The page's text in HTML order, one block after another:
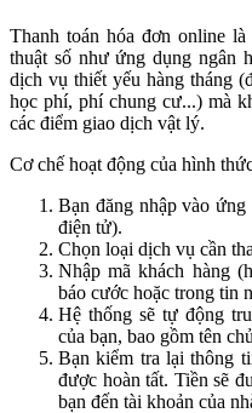
Thanh toán hóa đơn online
thuật số như ứng dụng ngân
dịch vụ thiết yếu hàng tháng
học phí, phí chung cư...) mà
các điểm giao dịch vật lý.
Cơ chế hoạt động của hình
Bạn đăng nhập vào
điện tử).
Chọn loại dịch vụ cần
Nhập mã khách hàng
báo cước hoặc trong tin
Hệ thống sẽ tự động
của bạn, bao gồm tên
Bạn kiểm tra lại thông
được hoàn tất. Tiền sẽ
bạn đến tài khoản của